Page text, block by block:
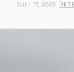
POSTED
JULI 17, 2025 BY